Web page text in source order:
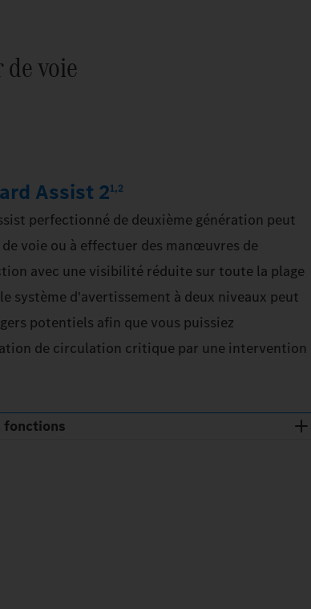
voie
Assist 21,2
perfectionné de deuxième génération peut
voie ou à effectuer des manœuvres de
avec une visibilité réduite sur toute la plage
système d'avertissement à deux niveaux peut
potentiels afin que vous puissiez
de circulation critique par une intervention
fonctions